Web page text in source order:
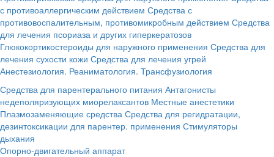
с противоаллергическим действием Средства с
противовоспалительным, противомикробным действием Средства
для лечения псориаза и других гиперкератозов
Глюкокортикостероиды для наружного применения Средства для
лечения сухости кожи Средства для лечения угрей
Анестезиология. Реаниматология. Трансфузиология
Средства для парентерального питания Антагонисты
недеполяризующих миорелаксантов Местные анестетики
Плазмозаменяющие средства Средства для регидратации,
дезинтоксикации для парентер. применения Стимуляторы
дыхания
Опорно-двигательный аппарат